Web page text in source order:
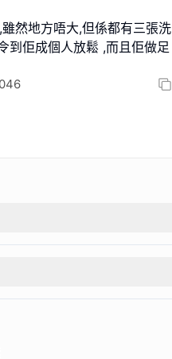
然地方唔大,但係都有三張洗
到佢成個人放鬆 ,而且佢做足